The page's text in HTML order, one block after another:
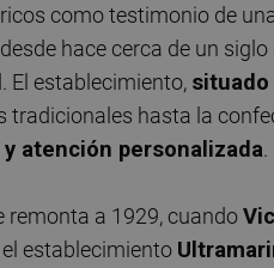
como testimonio de
hace cerca de un siglo
. El establecimiento, situado
hasta la
atención personalizada.
remonta a 1929, cuando
establecimiento